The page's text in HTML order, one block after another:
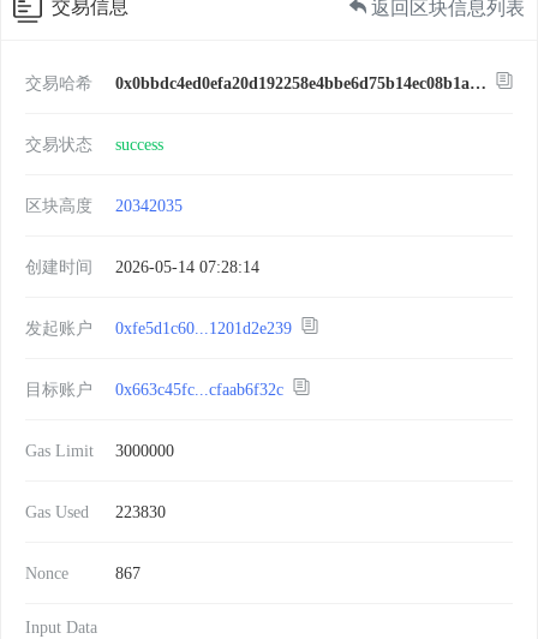
交易信息 返回区块信息列表
交易哈希 0x0bbdc4ed0efa20d192258e4bbe6d75b14ec08b1ae62c20c5544a33df5ffd03dc
交易状态 success
区块高度 20342035
创建时间 2026-05-14 07:28:14
发起账户 0xfe5d1c60...1201d2e239
目标账户 0x663c45fc...cfaab6f32c
Gas Limit 3000000
Gas Used 223830
Nonce 867
Input Data